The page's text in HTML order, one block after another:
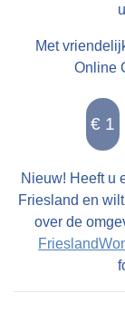
Met
Online
Nieuw! Heeft u
Friesland en
over de